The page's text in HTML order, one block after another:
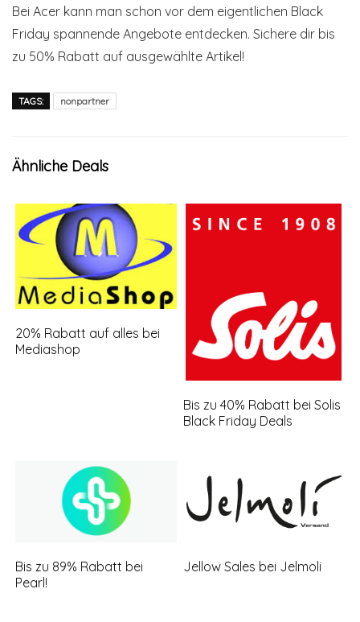
Bei Acer kann man schon vor dem eigentlichen Black
Friday spannende Angebote entdecken. Sichere dir bis
zu 50% Rabatt auf ausgewählte Artikel!
TAGS: nonpartner
Ähnliche Deals
20% Rabatt auf alles bei
Mediashop
Bis zu 40% Rabatt bei Solis
Black Friday Deals
Bis zu 89% Rabatt bei
Pearl!
Jellow Sales bei Jelmoli